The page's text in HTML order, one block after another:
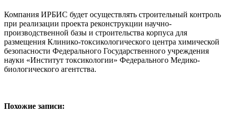
Компания ИРБИС будет осуществлять строительный контроль
при реализации проекта реконструкции научно-
производственной базы и строительства корпуса для
размещения Клинико-токсикологического центра химической
безопасности Федерального Государственного учреждения
науки «Институт токсикологии» Федерального Медико-
биологического агентства.
Похожие записи: